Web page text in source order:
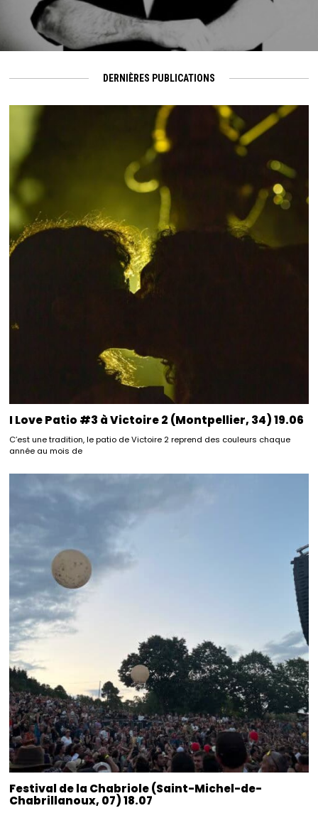
DERNIÈRES PUBLICATIONS
I Love Patio #3 à Victoire 2 (Montpellier, 34) 19.06
C’est une tradition, le patio de Victoire 2 reprend des couleurs chaque
année au mois de
Festival de la Chabriole (Saint-Michel-de-
Chabrillanoux, 07) 18.07